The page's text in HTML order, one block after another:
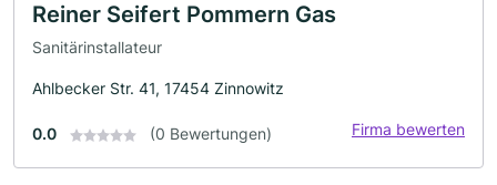
Reiner Seifert Pommern Gas
Sanitärinstallateur
Ahlbecker Str. 41, 17454 Zinnowitz
0.0 (0 Bewertungen) Firma bewerten